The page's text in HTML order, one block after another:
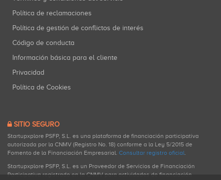
Política de reclamaciones
Política de gestión de conflictos de interés
Código de conducta
Información básica para el cliente
Privacidad
Política de Cookies
SITIO SEGURO
Startupxplore PSFP, S.L. es una plataforma de financiación participativa
autorizada por la CNMV (Registro No. 18) conforme a la Ley 5/2015 de
Fomento de la Financiación Empresarial. Consultar registro oficial.
Startupxplore PSFP, S.L. es un Proveedor de Servicios de Financiación
Participativa registrado en la CNMV para actividades de financiación